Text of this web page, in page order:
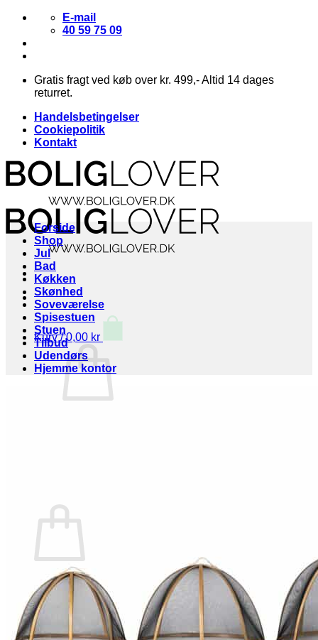
Fortsæt
indhold
E-mail
40 59 75 09
Gratis fragt ved køb over kr. 499,- Altid 14 dages
returret.
Handelsbetingelser
Cookiepolitik
Kontakt
Kurv /0,00 kr
Ingen varer i kurven.
Tilbage til shoppen
Forside
Shop
Jul
Bad
Køkken
Skønhed
Soveværelse
Spisestuen
Stuen
Tilbud
Udendørs
Hjemme kontor